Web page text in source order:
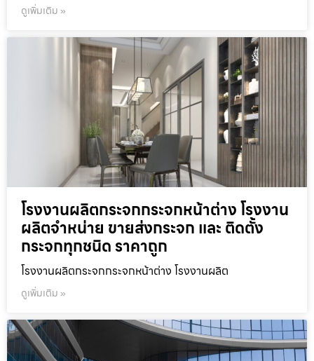
ดูเพิ่มเติม »
โรงงานผลิตกระจกกระจกหน้าต่าง โรงงาน
ผลิตจำหน่าย ขายส่งกระจก และ ติดตั้ง
กระจกทุกชนิด ราคาถูก
โรงงานผลิตกระจกกระจกหน้าต่าง โรงงานผลิต
ดูเพิ่มเติม »